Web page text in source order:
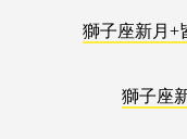
獅子座新月+
獅子座